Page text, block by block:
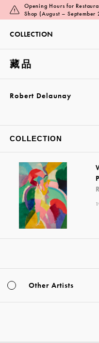
Opening Hours for
Shop (August – September
COLLECTION
藏品
Robert Delaunay
COLLECTION
Other Artists